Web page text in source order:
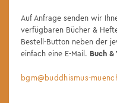
Auf Anfrage senden wir
verfügbaren Bücher &
Bestell-Button neben der
einfach eine E-Mail. Buch
bgm@buddhismus-